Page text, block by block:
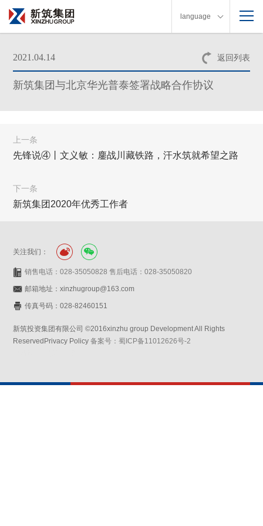
language
返回列表
2021.04.14
新筑集团与北京华光普泰签署战略合作协议
上一条
先锋说④丨文义敏：鏖战川藏铁路，汗水筑就希望之路
下一条
新筑集团2020年优秀工作者
关注我们：
销售电话：028-35050828 售后电话：028-35050820
邮箱地址：xinzhugroup@163.com
传真号码：028-82460151
新筑投资集团有限公司 ©2016xinzhu group Development All Rights
ReservedPrivacy Policy备案号：蜀ICP备11012626号-2